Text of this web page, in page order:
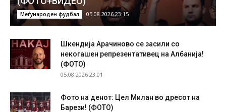
Меѓународен фудбал 05.08.2026 23:15
Шкендија Арачиново се засили со
некогашен репрезентативец на Албанија!
(ФОТО)
05.08.2026 23:01
Фото на денот: Цел Милан во дресот на
Барези! (ФОТО)